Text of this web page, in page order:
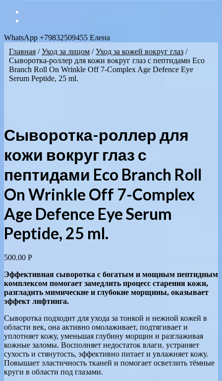
WhatsApp +79832509455 Елена
Главная /Уход за лицом /Уход за кожей вокруг глаз /
Сыворотка-роллер для кожи вокруг глаз с пептидами Eco
Branch Roll On Wrinkle Off 7-Complex Age Defence Eye
Serum Peptide, 25 ml.
Сыворотка-роллер для
кожи вокруг глаз с
пептидами Eco Branch Roll
On Wrinkle Off 7-Complex
Age Defence Eye Serum
Peptide, 25 ml.
500.00 Р
Эффективная сыворотка с богатым и мощным пептидным
комплексом помогает замедлить процесс старения кожи,
разгладить мимические и глубокие морщины, оказывает
эффект лифтинга.
Сыворотка подходит для ухода за тонкой и нежной кожей в
области век, она активно омолаживает, подтягивает и
уплотняет кожу, уменьшая глубину морщин и разглаживая
кожные заломы. Восполняет недостаток влаги, устраняет
сухость и стянутость, эффективно питает и увлажняет кожу.
Повышает эластичность тканей и помогает осветлить тёмные
круги в области под глазами.